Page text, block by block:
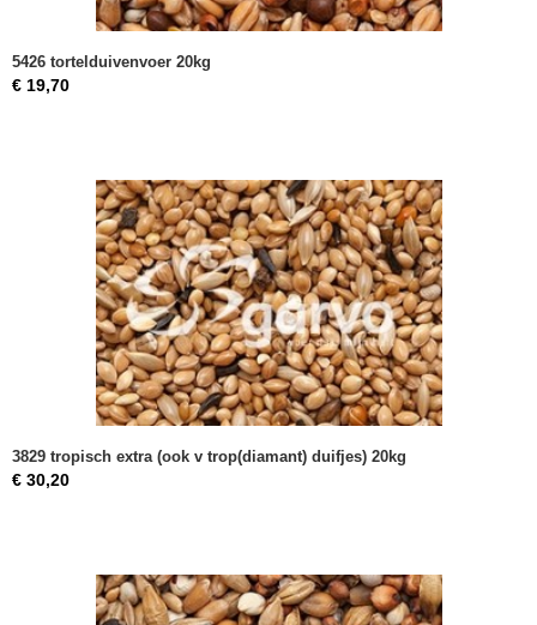
5426 tortelduivenvoer 20kg
€ 19,70
3829 tropisch extra (ook v trop(diamant) duifjes) 20kg
€ 30,20